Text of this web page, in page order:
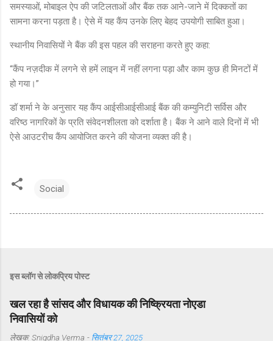
समस्याओं, मोबाइल ऐप की जटिलताओं और बैंक तक आने-जाने में दिक्कतों का
सामना करना पड़ता है। ऐसे में यह कैंप उनके लिए बेहद उपयोगी साबित हुआ।
स्थानीय निवासियों ने बैंक की इस पहल की सराहना करते हुए कहा:
“कैंप नज़दीक में लगने से हमें लाइन में नहीं लगना पड़ा और काम कुछ ही मिनटों में
हो गया।”
डॉ शर्मा ने के अनुसार यह कैंप आईसीआईसीआई बैंक की कम्युनिटी सर्विस और
वरिष्ठ नागरिकों के प्रति संवेदनशीलता को दर्शाता है। बैंक ने आने वाले दिनों में भी
ऐसे आउटरीच कैंप आयोजित करने की योजना व्यक्त की है।
Social
इस ब्लॉग से लोकप्रिय पोस्ट
खल रहा है सांसद और विधायक की निष्क्रियता नोएडा
निवासियों को
लेखक: Snigdha Verma - सितंबर 27, 2025